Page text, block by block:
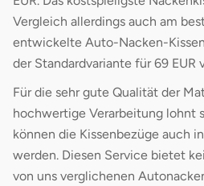
Vergleich allerdings auch am
entwickelte Auto-Nacken-Kissen
der Standardvariante für 69 EUR
Für die sehr gute Qualität der
hochwertige Verarbeitung lohnt
können die Kissenbezüge auch
werden. Diesen Service bietet
von uns verglichenen